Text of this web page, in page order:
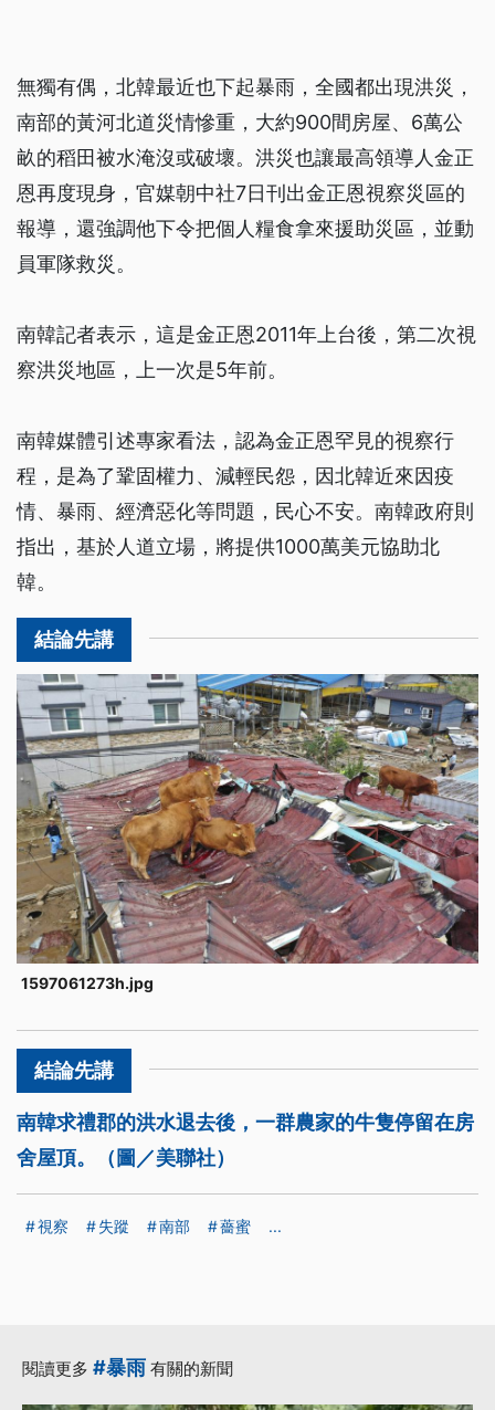
無獨有偶，北韓最近也下起暴雨，全國都出現洪災，
南部的黃河北道災情慘重，大約900間房屋、6萬公
畝的稻田被水淹沒或破壞。洪災也讓最高領導人金正
恩再度現身，官媒朝中社7日刊出金正恩視察災區的
報導，還強調他下令把個人糧食拿來援助災區，並動
員軍隊救災。
南韓記者表示，這是金正恩2011年上台後，第二次視
察洪災地區，上一次是5年前。
南韓媒體引述專家看法，認為金正恩罕見的視察行
程，是為了鞏固權力、減輕民怨，因北韓近來因疫
情、暴雨、經濟惡化等問題，民心不安。南韓政府則
指出，基於人道立場，將提供1000萬美元協助北
韓。
1597061273h.jpg
南韓求禮郡的洪水退去後，一群農家的牛隻停留在房
舍屋頂。（圖／美聯社）
視察 失蹤 南部 薔蜜 ...
閱讀更多 #暴雨 有關的新聞